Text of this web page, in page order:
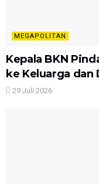
MEGAPOLITAN
Kepala BKN
ke Keluarga dan
29 Juli 2026